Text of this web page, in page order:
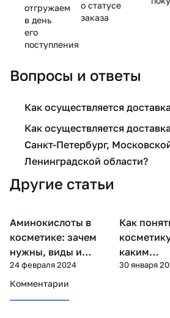
отгружаем
в день
его
поступления
о статусе
заказа
Вопросы и ответы
Как осуществляется
Как осуществляется
Санкт-Петербург,
Ленинградской области?
Другие статьи
Компоненты косметики
Аминокислоты в
косметике: зачем
нужны, виды и
применение по типу
кожи
24 февраля 2024
Уход за
Как
каким
30 января
Комментарии